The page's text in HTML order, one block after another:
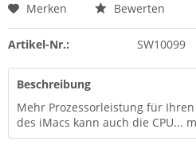
Merken Bewerten
Artikel-Nr.: SW10099
Beschreibung
Mehr Prozessorleistung für
des iMacs kann auch die CPU...